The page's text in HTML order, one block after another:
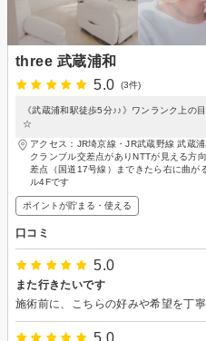
three 武蔵浦和
5.0
(3件)
《武蔵浦和駅徒歩5分♪♪》ワンランク上の
☆
アクセス：JR埼京線・JR武蔵野線 武蔵
クランブル交差点がありNTTが見える方
差点（国道17号線）まできたら右に曲が
ル4Fです
ポイントが貯まる・使える
口コミ
5.0
また行きたいです
5.0